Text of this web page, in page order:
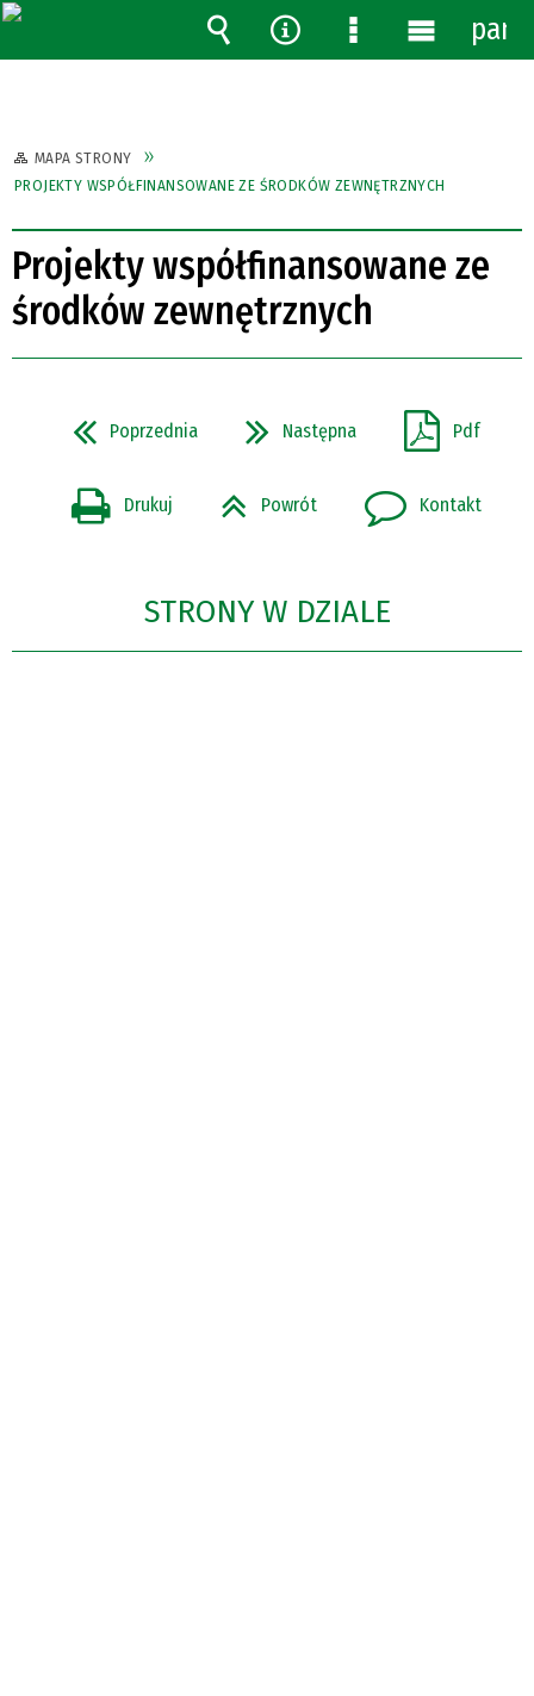
MAPA STRONY
PROJEKTY WSPÓŁFINANSOWANE ZE ŚRODKÓW ZEWNĘTRZNYCH
Projekty współfinansowane ze
środków zewnętrznych
Poprzednia Następna Pdf
Drukuj Powrót Kontakt
STRONY W DZIALE
Wyszukiwarka
Narzędzia
MenuMenu